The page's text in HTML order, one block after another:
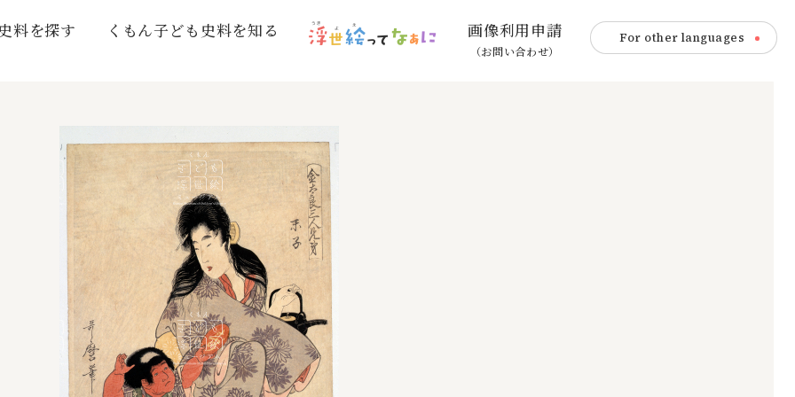
料を探す くもん子ども史料を知る 画像利用申請
（お問い合わせ）
For other languages